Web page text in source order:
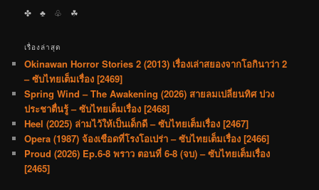
✤ ♣︎ ♧ ☘︎
เรื่องล่าสุด
Okinawan Horror Stories 2 (2013) เรื่องเล่าสยองจากโอกินาว่า 2
– ซับไทยเต็มเรื่อง [2469]
Spring Wind – The Awakening (2026) สายลมเปลี่ยนทิศ ปวง
ประชาตื่นรู้ – ซับไทยเต็มเรื่อง [2468]
Heel (2025) ล่ามไว้ให้เป็นเด็กดี – ซับไทยเต็มเรื่อง [2467]
Opera (1987) จ้องเชือดที่โรงโอเปร่า – ซับไทยเต็มเรื่อง [2466]
Proud (2026) Ep.6-8 พราว ตอนที่ 6-8 (จบ) – ซับไทยเต็มเรื่อง
[2465]